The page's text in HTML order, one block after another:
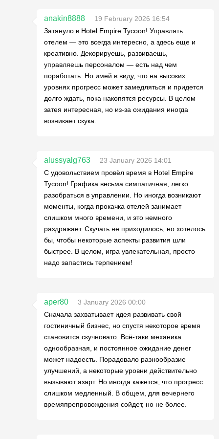
anakin8888
19 February 2026 16:54
Затянуло в Hotel Empire Tycoon! Управлять
отелем — это всегда интересно, а здесь еще и
креативно. Декорируешь, развиваешь,
управляешь персоналом — есть над чем
поработать. Но имей в виду, что на высоких
уровнях прогресс может замедляться и придется
долго ждать, пока накопятся ресурсы. В целом
затея интересная, но из-за ожидания иногда
возникает скука.
alussyalg763
23 January 2026 14:01
С удовольствием провёл время в Hotel Empire
Tycoon! Графика весьма симпатичная, легко
разобраться в управлении. Но иногда возникают
моменты, когда прокачка отелей занимает
слишком много времени, и это немного
раздражает. Скучать не приходилось, но хотелось
бы, чтобы некоторые аспекты развития шли
быстрее. В целом, игра увлекательная, просто
надо запастись терпением!
aper80
3 January 2026 00:00
Сначала захватывает идея развивать свой
гостиничный бизнес, но спустя некоторое время
становится скучновато. Всё-таки механика
однообразная, и постоянное ожидание денег
может надоесть. Порадовало разнообразие
улучшений, а некоторые уровни действительно
вызывают азарт. Но иногда кажется, что прогресс
слишком медленный. В общем, для вечернего
времяпрепровождения сойдет, но не более.